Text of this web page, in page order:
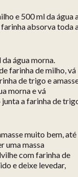
e 500 ml da água
absorva toda
água morna.
farinha de milho, vá
de trigo e
morna e vá
junta a farinha de
muito bem, até
uma massa
com farinha de
e deixe levedar,